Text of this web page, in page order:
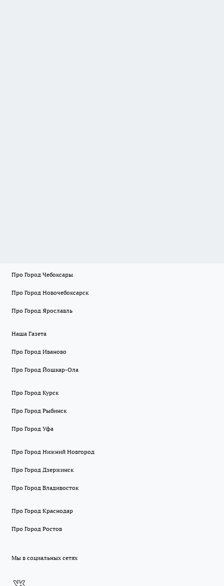
Про Город Чебоксары
Про Город Новочебоксарск
Про Город Ярославль
Наша Газета
Про Город Иваново
Про Город Йошкар-Ола
Про Город Курск
Про Город Рыбинск
Про Город Уфа
Про Город Нижний Новгород
Про Город Дзержинск
Про Город Владивосток
Про Город Краснодар
Про Город Ростов
Мы в социальных сетях